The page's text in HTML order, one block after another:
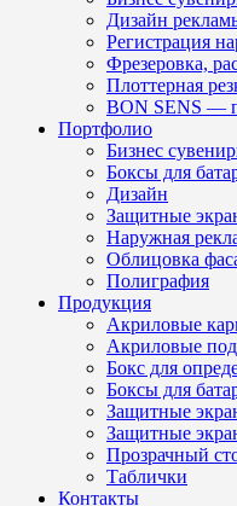
Дизайн
Регистрация
Фрезеровка,
Плоттерная
BON SENS —
Портфолио
Бизнес
Боксы для
Дизайн
Защитные
Наружная
Облицовка
Полиграфия
Продукция
Акриловые
Акриловые
Бокс для
Боксы для
Защитные
Защитные
Прозрачный
Таблички
Контакты